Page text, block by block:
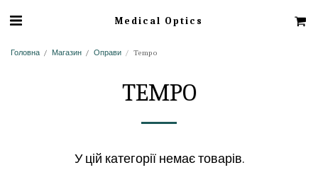
Medical Optics
Головна Магазин Оправи Tempo
TEMPO
У цій категорії немає товарів.